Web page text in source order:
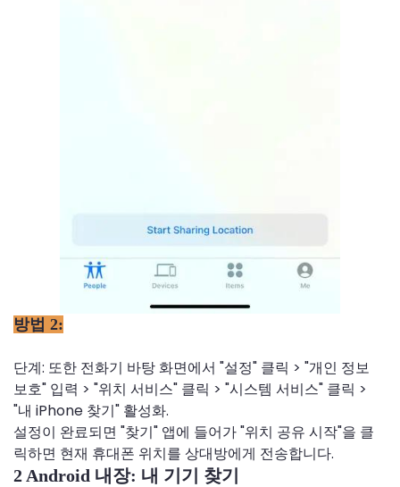
방법 2:
단계: 또한 전화기 바탕 화면에서 "설정" 클릭 > "개인 정보
보호" 입력 > "위치 서비스" 클릭 > "시스템 서비스" 클릭 >
"내 iPhone 찾기" 활성화.
설정이 완료되면 "찾기" 앱에 들어가 "위치 공유 시작"을 클
릭하면 현재 휴대폰 위치를 상대방에게 전송합니다.
2 Android 내장: 내 기기 찾기